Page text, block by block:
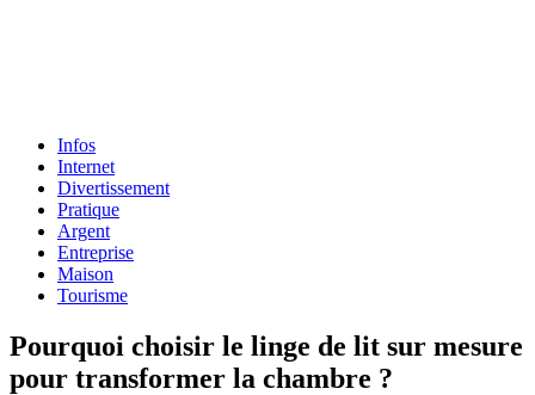
Formulaire
recherche
Infos
Internet
Divertissement
Pratique
Argent
Entreprise
Maison
Tourisme
Menu
Pourquoi choisir le linge de lit sur mesure
pour transformer la chambre ?